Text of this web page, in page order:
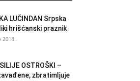
LUČINDAN Srpska
hrišćanski praznik
2018.
OSTROŠKI –
zbratimljuje